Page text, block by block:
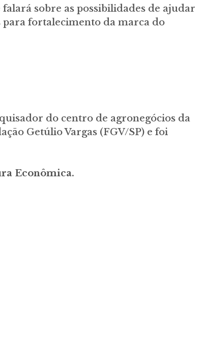
sobre as possibilidades de ajudar
para fortalecimento da marca do
do centro de agronegócios da
Getúlio Vargas (FGV/SP) e foi
Econômica.